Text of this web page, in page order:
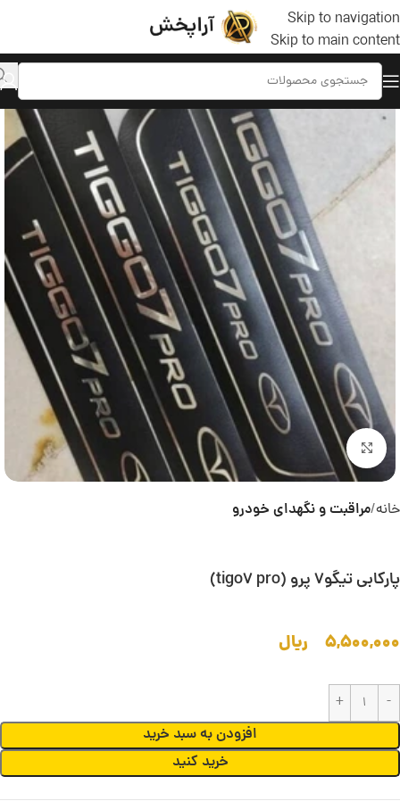
Skip to navigation
Skip to main content
بزرگنمایی تصویر
خانه مراقبت و نگهدای خودرو
پارکابی تیگو7 پرو (tigo7 pro)
۵,۵۰۰,۰۰۰ ریال
افزودن به سبد خرید
خرید کنید